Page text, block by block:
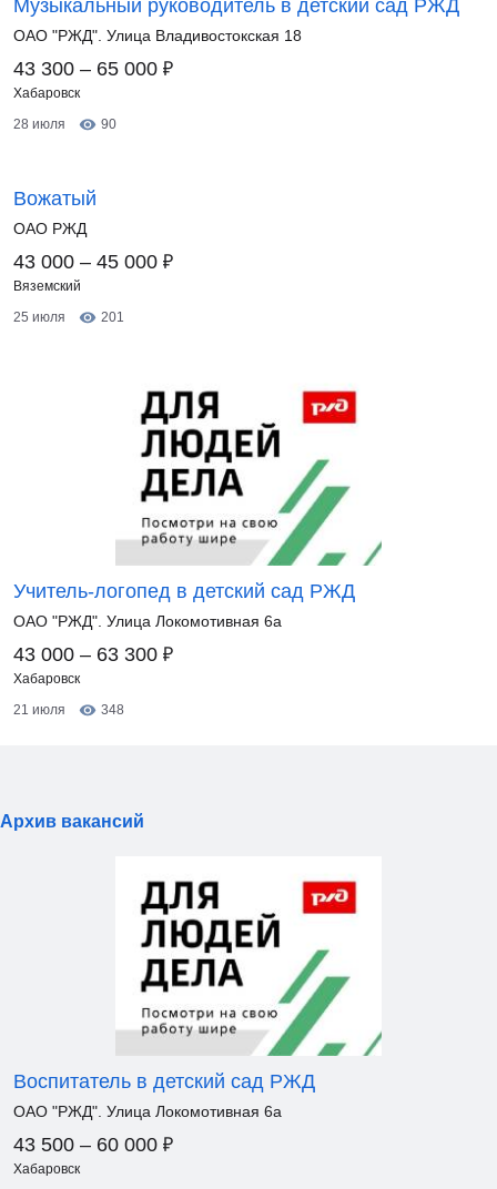
Музыкальный руководитель в детский сад РЖД
ОАО "РЖД". Улица Владивостокская 18
43 300 – 65 000 ₽
Хабаровск
28 июля
90
Вожатый
ОАО РЖД
43 000 – 45 000 ₽
Вяземский
25 июля
201
Учитель-логопед в детский сад РЖД
ОАО "РЖД". Улица Локомотивная 6а
43 000 – 63 300 ₽
Хабаровск
21 июля
348
Архив вакансий
Воспитатель в детский сад РЖД
ОАО "РЖД". Улица Локомотивная 6а
43 500 – 60 000 ₽
Хабаровск